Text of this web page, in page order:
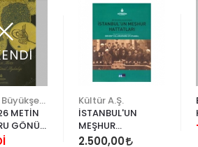
METİN
GÖNÜL
Kültür A.Ş.
İSTANBUL'UN
MEŞHUR
HATTATLARI
2.500,00